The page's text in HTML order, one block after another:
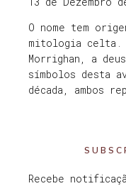
O nome tem
mitologia celta.
Morrighan, a
símbolos desta
década, ambos
Recebe